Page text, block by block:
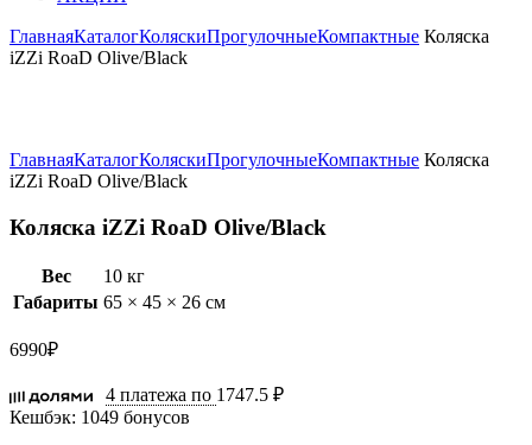
ГлавнаяКаталогКоляскиПрогулочныеКомпактные Коляска
iZZi RoaD Olive/Black
ГлавнаяКаталогКоляскиПрогулочныеКомпактные Коляска
iZZi RoaD Olive/Black
Коляска iZZi RoaD Olive/Black
Вес
10 кг
Габариты 65 × 45 × 26 см
6990₽
4 платежа по 1747.5 ₽
Кешбэк: 1049 бонусов